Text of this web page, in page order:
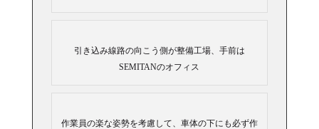
引き込み線路の向こう側が整備工場、手前は
SEMITANのオフィス
作業員の楽な姿勢を考慮して、車体の下にも必ず作